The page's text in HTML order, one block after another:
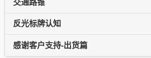
交通路锥
反光标牌认知
感谢客户支持-出货篇